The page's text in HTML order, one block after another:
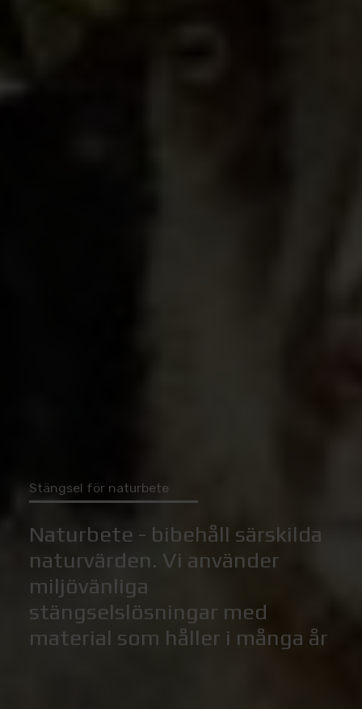
Stängsel för naturbete
Naturbete - bibehåll särskilda
naturvärden. Vi använder
miljövänliga
stängselslösningar med
material som håller i många år